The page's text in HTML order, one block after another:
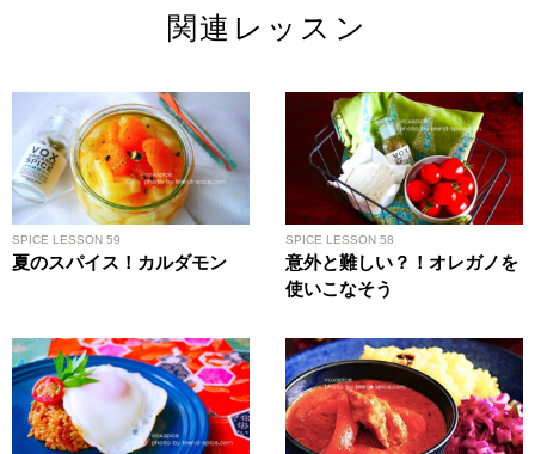
関連レッスン
SPICE LESSON 59
夏のスパイス！カルダモン
SPICE LESSON 58
意外と難しい？！オレガノを
使いこなそう